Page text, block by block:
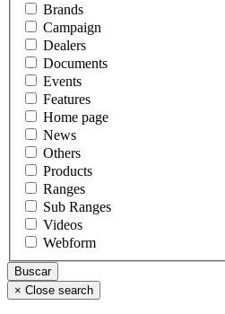
Brands
Campaign
Dealers
Documents
Events
Features
Home page
News
Others
Products
Ranges
Sub Ranges
Videos
Webform
× Close search